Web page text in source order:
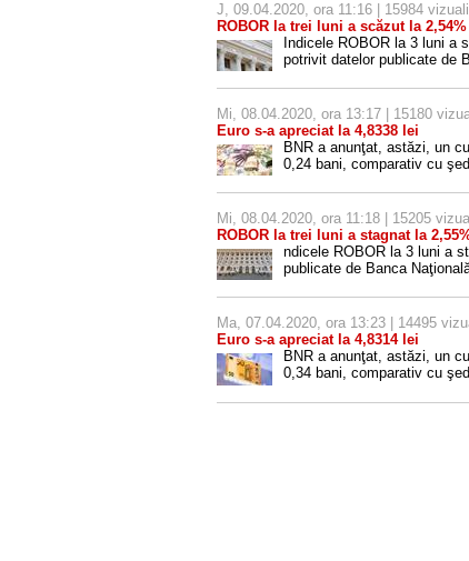
J, 09.04.2020, ora 11:16 | 15984
ROBOR la trei luni a scăzut la 2,54%
Indicele ROBOR la 3 luni a
potrivit datelor publicate de
Mi, 08.04.2020, ora 13:17 | 15180
Euro s-a apreciat la 4,8338 lei
BNR a anunţat, astăzi, un
0,24 bani, comparativ cu
Mi, 08.04.2020, ora 11:18 | 15205
ROBOR la trei luni a stagnat la
ndicele ROBOR la 3 luni a
publicate de Banca
Ma, 07.04.2020, ora 13:23 | 14495
Euro s-a apreciat la 4,8314 lei
BNR a anunţat, astăzi, un
0,34 bani, comparativ cu